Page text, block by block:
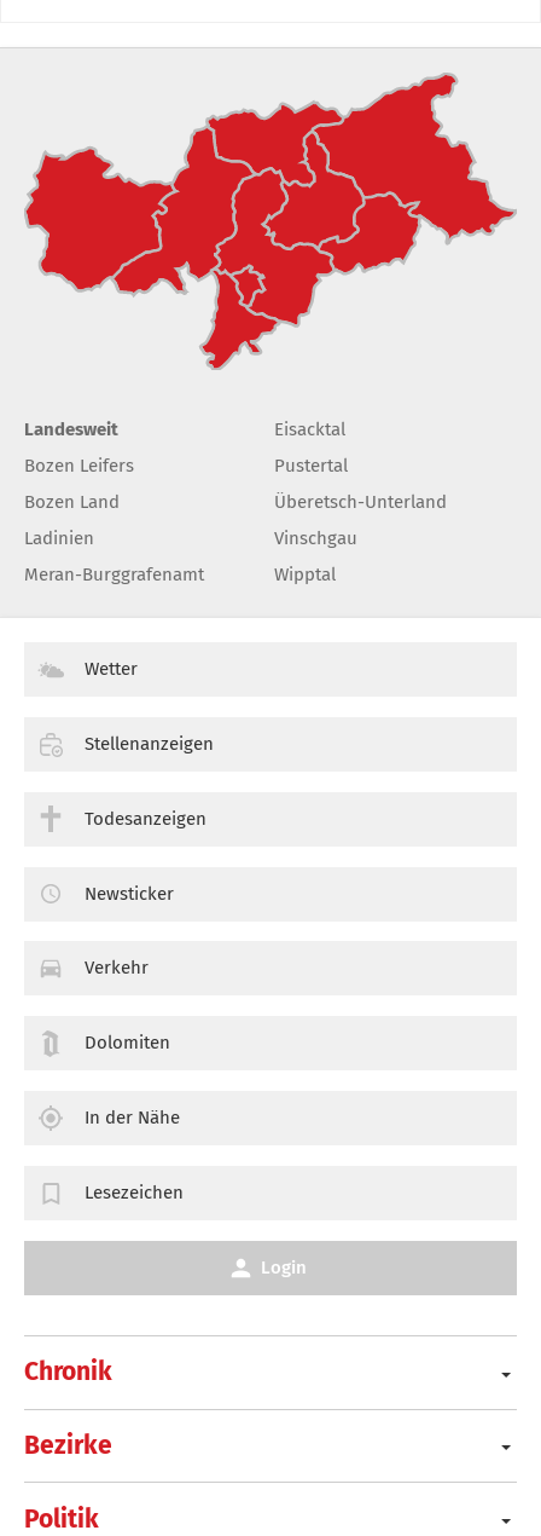
Landesweit
Bozen Leifers
Bozen Land
Ladinien
Meran-Burggrafenamt
Eisacktal
Pustertal
Überetsch-Unterland
Vinschgau
Wipptal
Chronik
Bezirke
Politik
Wetter
Stellenanzeigen
Todesanzeigen
Newsticker
Verkehr
Dolomiten
In der Nähe
Lesezeichen
Login